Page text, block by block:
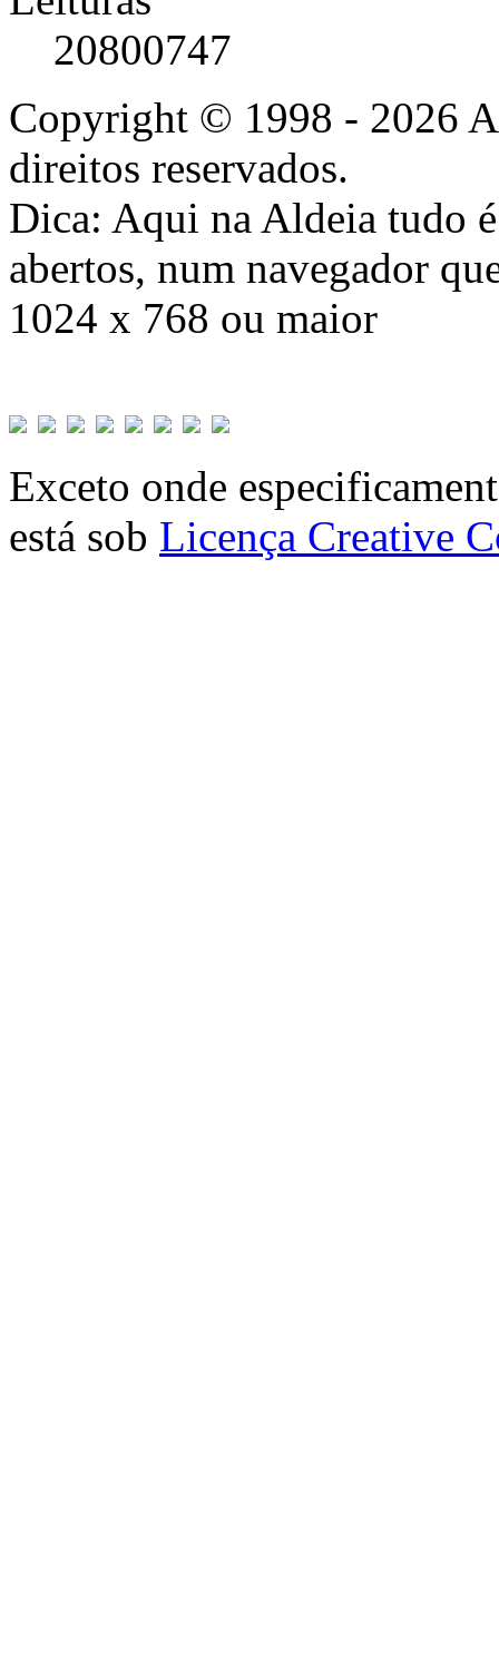
20800747
Copyright © 1998 - 2026
direitos reservados.
Dica: Aqui na Aldeia tudo
abertos, num navegador
1024 x 768 ou maior
Exceto onde
está sob Licença Creative